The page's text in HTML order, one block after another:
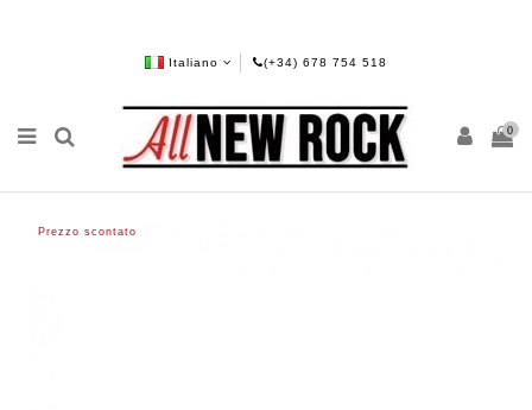
Italiano (+34) 678 754 518
0
Prezzo scontato